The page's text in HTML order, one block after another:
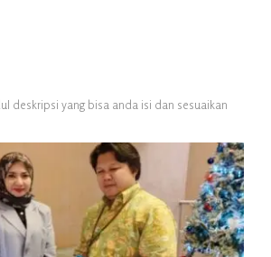
deskripsi yang bisa anda isi dan sesuaikan